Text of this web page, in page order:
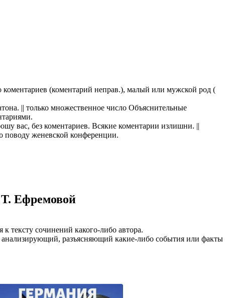
встреча
проживание.
РФ!
профиле.
банка,
(коментарий неправ.), малый или мужской род (
|| только множественное число Объяснительные
вас, без коментариев. Всякие коментарии излишни. ||
поводу женевской конференции.
Т. Ефремовой
тексту сочинений какого-либо автора.
разъясняющий какие-либо события или факты